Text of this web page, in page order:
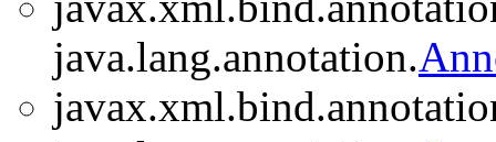
java.lang.annotation.